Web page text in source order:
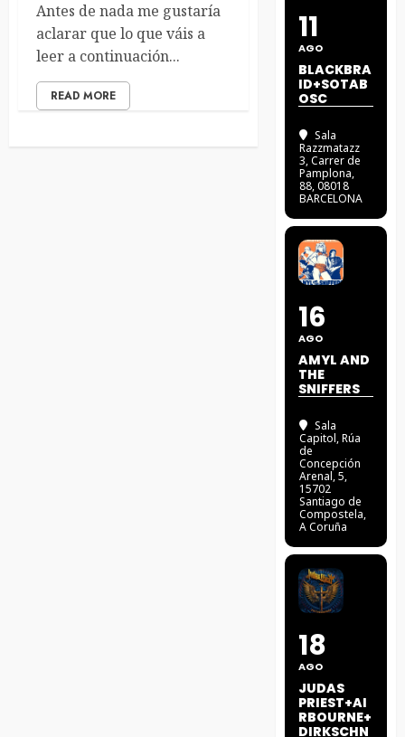
Antes de nada me gustaría
aclarar que lo que váis a
leer a continuación...
READ MORE
11
AGO
BLACKBRA
ID+SOTAB
OSC
Sala
Razzmatazz
3, Carrer de
Pamplona,
88, 08018
BARCELONA
16
AGO
AMYL AND
THE
SNIFFERS
Sala
Capitol, Rúa
de
Concepción
Arenal, 5,
15702
Santiago de
Compostela,
A Coruña
18
AGO
JUDAS
PRIEST+AI
RBOURNE+
DIRKSCHN